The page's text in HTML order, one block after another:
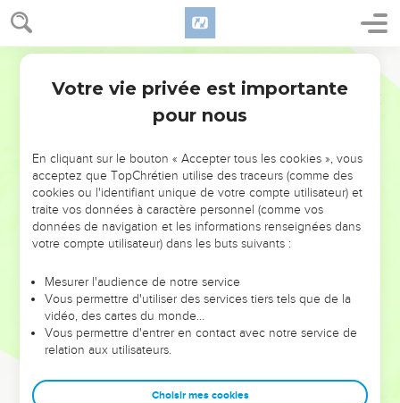
NE MANQUEZ PAS L’ÉVÉNEMENT
DE L’ANNÉE !
ET SI LEURS ERREURS POUVAIENT VOUS ÉVITER LES
VOTRES ?
leur foi ou leur vision. Mais on voit moins les doutes, les erreurs
et les saisons difficiles qu'ils ont traversés, alors même que ce
sont elles qui les ont façonnés.
Dans cette conférence, leaders, entrepreneurs, et responsables
clés pour avancer avec plus de sagesse afin que leurs erreurs
Votre vie privée est importante
pour nous
En cliquant sur le bouton « Accepter tous les cookies », vous
acceptez que TopChrétien utilise des traceurs (comme des
cookies ou l'identifiant unique de votre compte utilisateur) et
traite vos données à caractère personnel (comme vos
données de navigation et les informations renseignées dans
votre compte utilisateur) dans les buts suivants :
Mesurer l'audience de notre service
Vous permettre d'utiliser des services tiers tels que de la
vidéo, des cartes du monde…
Vous permettre d'entrer en contact avec notre service de
relation aux utilisateurs.
Choisir mes cookies